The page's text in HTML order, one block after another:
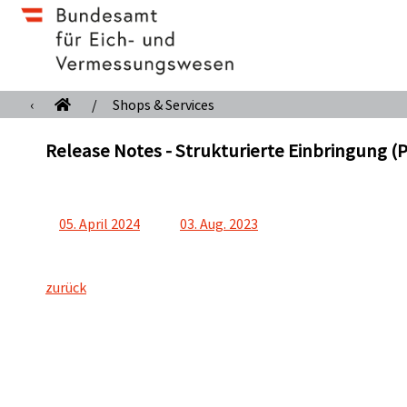
‹ / Shops & Services
Release Notes - Strukturierte Einbringung
05. April 2024 03. Aug. 2023
zurück